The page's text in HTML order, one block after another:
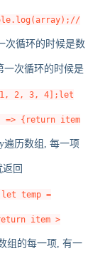
次循环的时候是数
一次循环的时候是
2, 3, 4];let
=> {return item
遍历数组, 每一项
回
temp =
item >
组的每一项, 有一